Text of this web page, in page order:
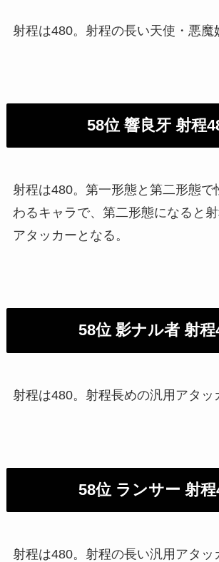
射程は480。射程の長い天使・悪魔
58位 響良牙 射程
射程は480。第一形態と第二形態で
わるキャラで、第二形態になると
アタッカーとなる。
58位 影ナル者 射程
射程は480。射程長めの汎用アタッ
58位 ランサー 射程
射程は480。射程の長い汎用アタッ